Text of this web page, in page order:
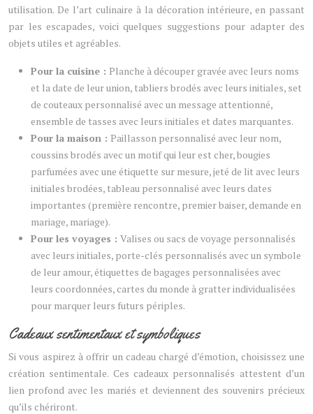
utilisation. De l’art culinaire à la décoration intérieure, en passant
par les escapades, voici quelques suggestions pour adapter des
objets utiles et agréables.
Pour la cuisine : Planche à découper gravée avec leurs noms
et la date de leur union, tabliers brodés avec leurs initiales, set
de couteaux personnalisé avec un message attentionné,
ensemble de tasses avec leurs initiales et dates marquantes.
Pour la maison : Paillasson personnalisé avec leur nom,
coussins brodés avec un motif qui leur est cher, bougies
parfumées avec une étiquette sur mesure, jeté de lit avec leurs
initiales brodées, tableau personnalisé avec leurs dates
importantes (première rencontre, premier baiser, demande en
mariage, mariage).
Pour les voyages : Valises ou sacs de voyage personnalisés
avec leurs initiales, porte-clés personnalisés avec un symbole
de leur amour, étiquettes de bagages personnalisées avec
leurs coordonnées, cartes du monde à gratter individualisées
pour marquer leurs futurs périples.
Cadeaux sentimentaux et symboliques
Si vous aspirez à offrir un cadeau chargé d’émotion, choisissez une
création sentimentale. Ces cadeaux personnalisés attestent d’un
lien profond avec les mariés et deviennent des souvenirs précieux
qu’ils chériront.